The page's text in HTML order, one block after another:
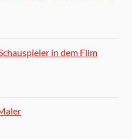
in dem Film